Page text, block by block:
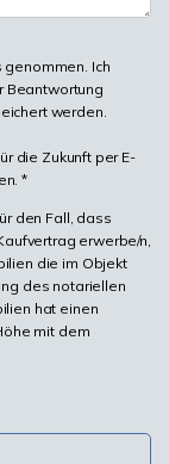
genommen. Ich
Beantwortung
werden.
die Zukunft per E-
*
den Fall, dass
erwerbe/n,
die im Objekt
des notariellen
hat einen
mit dem